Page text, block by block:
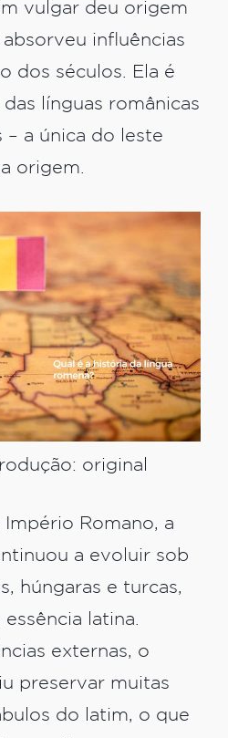
vulgar deu origem
influências
dos séculos. Ela é
línguas românicas
– a única do leste
origem.
original
Romano, a
a evoluir sob
húngaras e turcas,
latina.
externas, o
preservar muitas
do latim, o que